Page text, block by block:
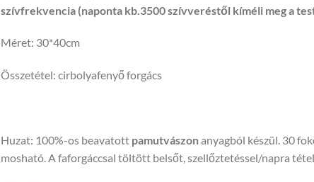
szívfrekvencia (naponta kb.3500 szívveréstől kíméli meg a
Méret: 30*40cm
Összetétel: cirbolyafenyő forgács
Huzat: 100%-os beavatott pamutvászonanyagból készül. 30
mosható. A faforgáccsal töltött belsőt, szellőztetéssel/napra